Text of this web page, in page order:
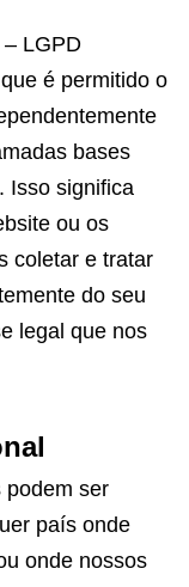
LGPD
é permitido o
bases
Isso significa
ou os
coletar e tratar
do seu
legal que nos
podem ser
país onde
onde nossos